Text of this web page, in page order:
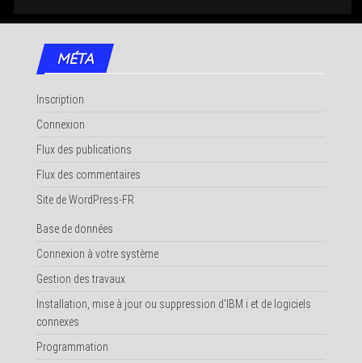
MÉTA
Inscription
Connexion
Flux des publications
Flux des commentaires
Site de WordPress-FR
Base de données
Connexion à votre système
Gestion des travaux
Installation, mise à jour ou suppression d'IBM i et de logiciels
connexes
Programmation